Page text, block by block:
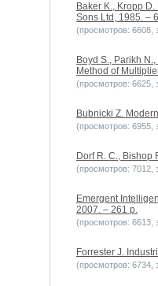
Baker K., Kropp
Sons Ltd, 1985. –
(просмотров: 6608,
Boyd S., Parikh
Method of
(просмотров: 6625,
Bubnicki Z.
(просмотров: 6955,
Dorf R. C., Bishop
(просмотров: 7012,
Emergent
2007. – 261 p.
(просмотров: 6613,
Forrester J.
(просмотров: 6734,